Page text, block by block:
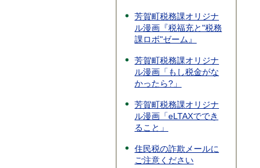
芳賀町税務課オリジナ
ル漫画『税福充と"税務
課ロボ"ゼーム』
芳賀町税務課オリジナ
ル漫画「もし税金がな
かったら?」
芳賀町税務課オリジナ
ル漫画「eLTAXででき
ること」
住民税の詐欺メールに
ご注意ください